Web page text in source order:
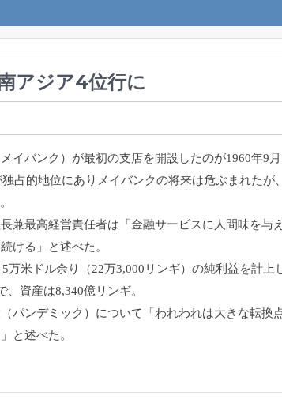
アジア4位行に
イバンク） が最初の支店を開設したのが1960年9月
占的地位にありメイバンクの将来は危ぶまれたが、
兼最高経営責任者は「 金融サービスに人間味を与
ける」と述べた。
5万米ドル余り（22万3,000リンギ）の純利益を計上
資産は8,340億リンギ。
パンデミック） について「われわれは大きな転換
と述べた。